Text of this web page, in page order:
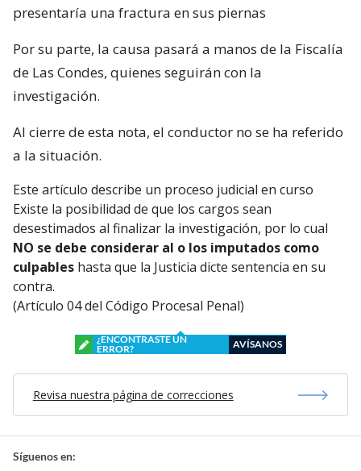
presentaría una fractura en sus piernas
Por su parte, la causa pasará a manos de la Fiscalía
de Las Condes, quienes seguirán con la
investigación.
Al cierre de esta nota, el conductor no se ha referido
a la situación.
Este artículo describe un proceso judicial en curso
Existe la posibilidad de que los cargos sean
desestimados al finalizar la investigación, por lo cual
NO se debe considerar al o los imputados como
culpables hasta que la Justicia dicte sentencia en su
contra.
(Artículo 04 del Código Procesal Penal)
¿ENCONTRASTE UN
ERROR?
AVÍSANOS
Revisa nuestra página de correcciones
Síguenos en: